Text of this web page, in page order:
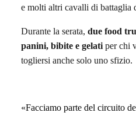
e molti altri cavalli di battaglia
Durante la serata, due food
panini, bibite e gelati per chi
togliersi anche solo uno sfizio.
«Facciamo parte del circuito